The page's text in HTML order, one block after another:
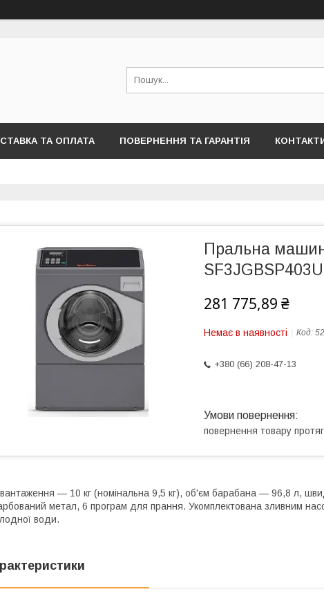
ТА ОПЛАТА ПОВЕРНЕННЯ ТА ГАРАНТІЯ
Пральна
281 775,89 ₴
Немає в наявності Код:
+380 (66) 208-47-13
повернення товару
— 10 кг (номінальна 9,5 кг), об'єм барабана — 96,8 л,
метал, 6 програм для прання. Укомплектована зливним
води.